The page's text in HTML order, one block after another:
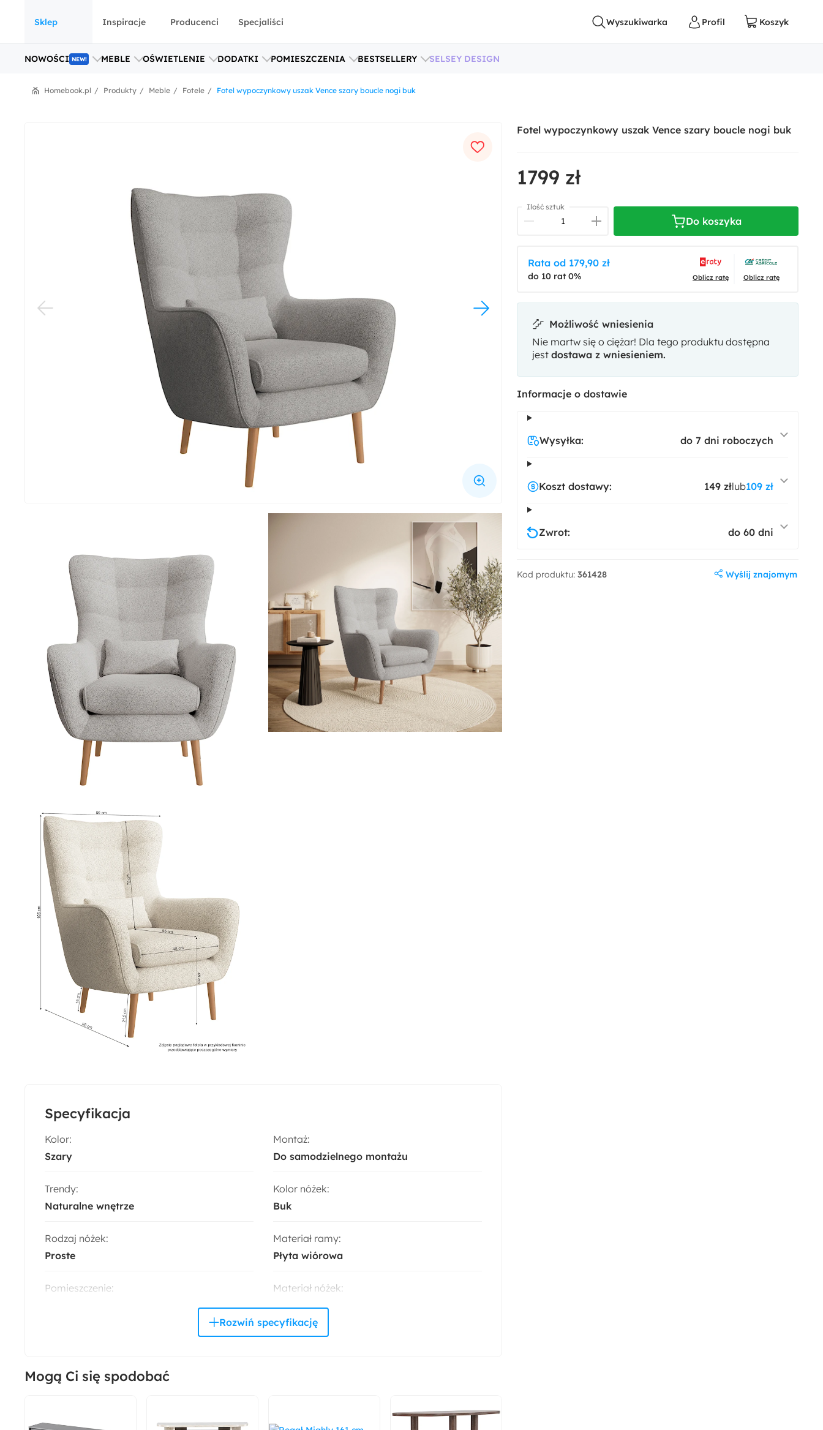
Sklep
NOWOŚCI NEW! MEBLE OŚWIETLENIE DODATKI POMIESZCZENIA BESTSELLERY SELSEY DESIGN
Inspiracje Producenci Specjaliści
Fotel wypoczynkowy uszak Vence szary boucle nogi buk
Fotele
Meble
Produkty
Homebook.pl
Specyfikacja
Kolor:
Szary
Montaż:
Do samodzielnego montażu
Trendy:
Naturalne wnętrze
Kolor nóżek:
Buk
Rodzaj nóżek:
Proste
Materiał ramy:
Płyta wiórowa
Pomieszczenie:
Materiał nóżek:
Drewno
Akcja specjalna:
Materiał korpusu:
Mogą Ci się spodobać
Fotel wypoczynkowy uszak Vence szary boucle nogi buk
1799 zł
Ilość sztuk
Do koszyka
Rata od 179,90 zł
do 10 rat 0% Oblicz ratę Oblicz ratę
Możliwość wniesienia
Nie martw się o ciężar! Dla tego produktu dostępna
jest dostawa z wniesieniem.
Informacje o dostawie
Wysyłka: do 7 dni roboczych
Koszt dostawy: 149 złlub109 zł
Zwrot: do 60 dni
Kod produktu: 361428 Wyślij znajomym